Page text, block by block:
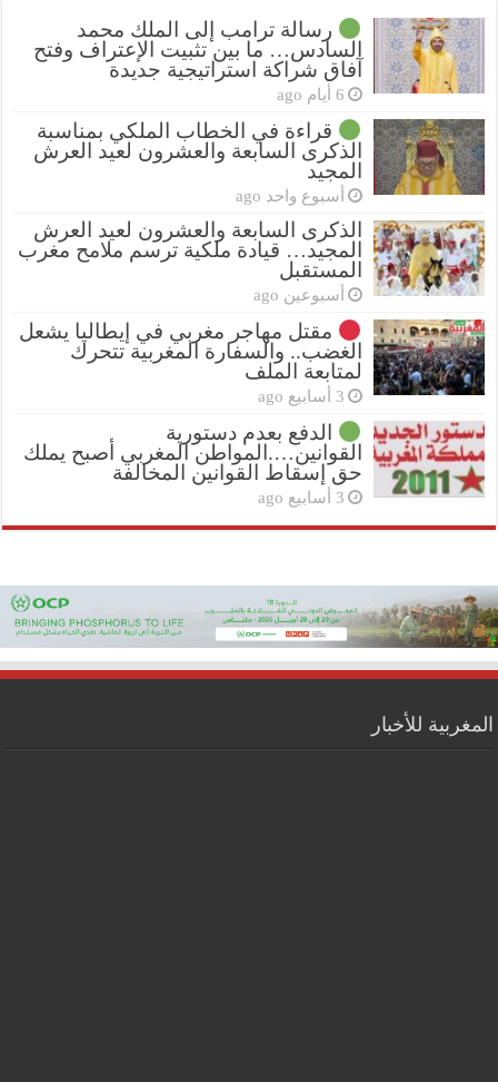
رسالة ترامب إلى الملك محمد
السادس… ما بين تثبيت الإعتراف وفتح
آفاق شراكة استراتيجية جديدة
6 أيام ago
قراءة في الخطاب الملكي بمناسبة
الذكرى السابعة والعشرون لعيد العرش
المجيد
أسبوع واحد ago
الذكرى السابعة والعشرون لعيد العرش
المجيد… قيادة ملكية ترسم ملامح مغرب
المستقبل
أسبوعين ago
مقتل مهاجر مغربي في إيطاليا يشعل
الغضب.. والسفارة المغربية تتحرك
لمتابعة الملف
3 أسابيع ago
الدفع بعدم دستورية
القوانين….المواطن المغربي أصبح يملك
حق إسقاط القوانين المخالفة
3 أسابيع ago
المغربية للأخبار